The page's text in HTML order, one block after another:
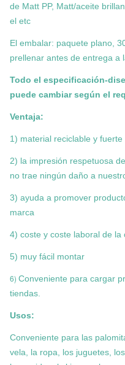
de Matt PP, Matt/aceite
el etc
El embalar: paquete plano,
prellenar antes de entrega a
Todo el especificación-
puede cambiar según el
Ventaja:
1) material reciclable y
2) la impresión respetuosa
no trae ningún daño a
3) ayuda a promover
marca
4) coste y coste laboral de la
5) muy fácil montar
6) Conveniente para cargar
tiendas.
Usos:
Conveniente para las
vela, la ropa, los juguetes,